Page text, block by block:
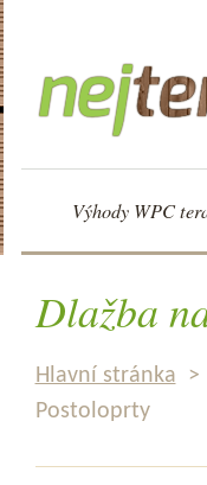
Výhody WPC
Dlažba
Hlavní stránka >
Postoloprty